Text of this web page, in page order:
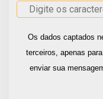
Os dados captados
terceiros, apenas
enviar sua